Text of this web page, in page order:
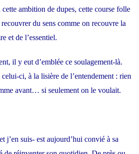
ambition de dupes, cette course folle
du sens comme on recouvre la
et de l’essentiel.
il y eut d’emblée ce soulagement-là.
ci, à la lisière de l’entendement : rien
avant… si seulement on le voulait.
j’en suis- est aujourd’hui convié à sa